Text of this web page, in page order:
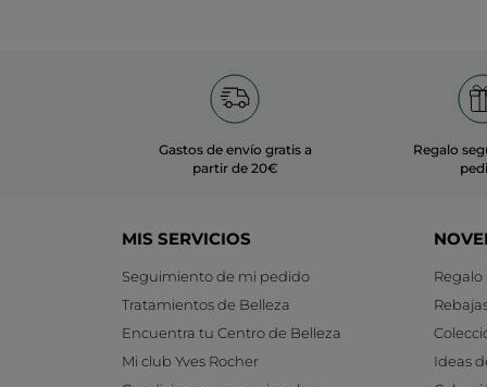
Gastos de envío gratis a
partir de 20€
Regalo
MIS SERVICIOS
Seguimiento de mi pedido
Tratamientos de Belleza
Encuentra tu Centro de Belleza
Mi club Yves Rocher
Ideas